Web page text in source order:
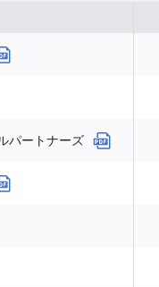
パートナーズ